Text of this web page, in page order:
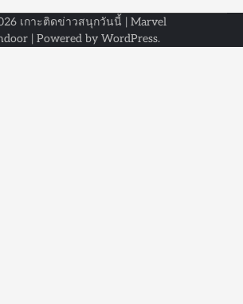
เกาะติดข่าวสนุกวันนี้ | Marvel
| Powered by WordPress.